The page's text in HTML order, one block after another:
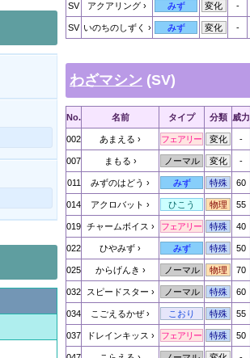
SV アクアリング みず 変化 -
SV いのちのしずく みず 変化 -
わざマシン (SV)
No. 名前 タイプ 分類 威力
002 あまえる フェアリー 変化 -
007 まもる ノーマル 変化 -
011 みずのはどう みず 特殊 60
014 アクロバット ひこう 物理 55
019 チャームボイス フェアリー 特殊 40
022 ひやみず みず 特殊 50
025 からげんき ノーマル 物理 70
032 スピードスター ノーマル 特殊 60
034 こごえるかぜ こおり 特殊 55
037 ドレインキッス フェアリー 特殊 50